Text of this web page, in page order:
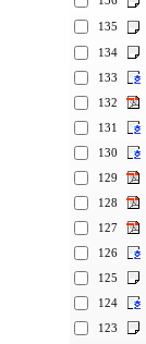
135
134
133
132
131
130
129
128
127
126
125
124
123